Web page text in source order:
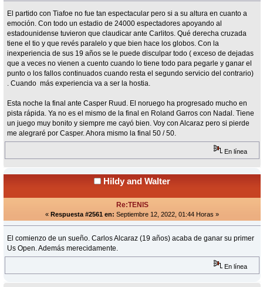
El partido con Tiafoe no fue tan espectacular pero si a su altura en cuanto a
emoción. Con todo un estadio de 24000 espectadores apoyando al
estadounidense tuvieron que claudicar ante Carlitos. Qué derecha cruzada
tiene el tio y que revés paralelo y que bien hace los globos. Con la
inexperiencia de sus 19 años se le puede disculpar todo ( exceso de dejadas
que a veces no vienen a cuento cuando lo tiene todo para pegarle y ganar el
punto o los fallos continuados cuando resta el segundo servicio del contrario)
. Cuando más experiencia va a ser la hostia.
Esta noche la final ante Casper Ruud. El noruego ha progresado mucho en
pista rápida. Ya no es el mismo de la final en Roland Garros con Nadal. Tiene
un juego muy bonito y siempre me cayó bien. Voy con Alcaraz pero si pierde
me alegraré por Casper. Ahora mismo la final 50 / 50.
En línea
Hildy and Walter
Re:TENIS
« Respuesta #2561 en: Septiembre 12, 2022, 01:44 Horas »
El comienzo de un sueño. Carlos Alcaraz (19 años) acaba de ganar su primer
Us Open. Además merecidamente.
En línea